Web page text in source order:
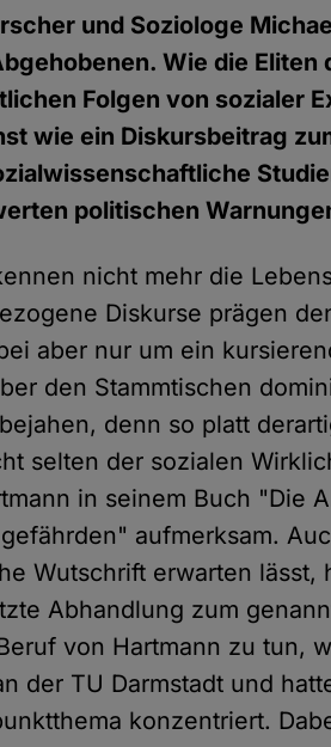
und Soziologe
Wie die
Folgen von sozialer
wie ein Diskursbeitrag
politischen
nicht mehr die
Diskurse prägen
aber nur um ein
den Stammtischen
denn so platt
selten der sozialen
in seinem Buch "Die
aufmerksam.
Wutschrift erwarten lässt,
Abhandlung zum
von Hartmann zu tun,
der TU Darmstadt und
konzentriert.